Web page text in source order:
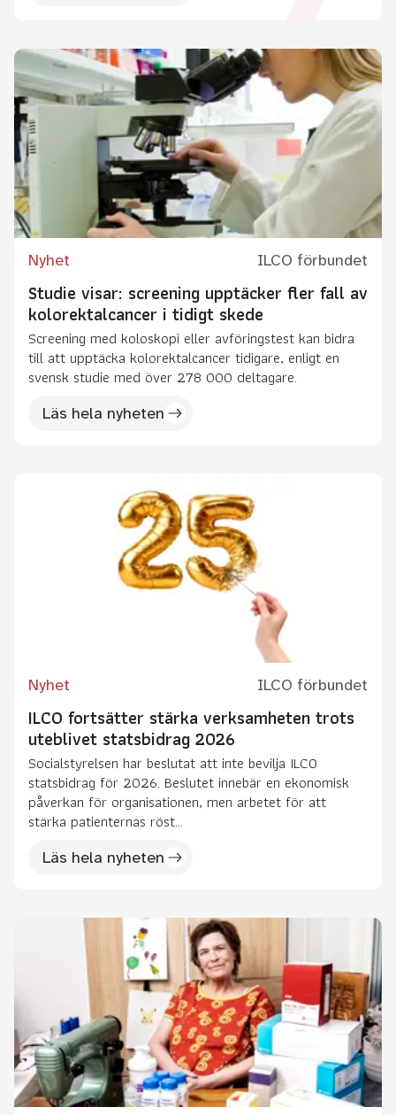
Nyhet ILCO förbundet
Studie visar: screening upptäcker fler fall av
kolorektalcancer i tidigt skede
Screening med koloskopi eller avföringstest kan bidra
till att upptäcka kolorektalcancer tidigare, enligt en
svensk studie med över 278 000 deltagare.
Läs hela nyheten
Nyhet ILCO förbundet
ILCO fortsätter stärka verksamheten trots
uteblivet statsbidrag 2026
Socialstyrelsen har beslutat att inte bevilja ILCO
statsbidrag för 2026. Beslutet innebär en ekonomisk
påverkan för organisationen, men arbetet för att
stärka patienternas röst...
Läs hela nyheten